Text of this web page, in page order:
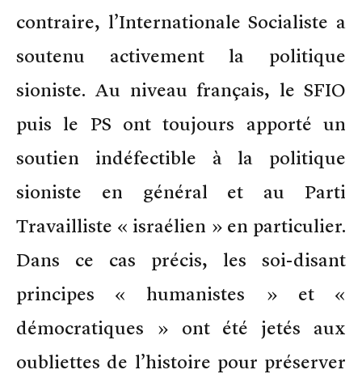
contraire, l’Internationale Socialiste a
soutenu activement la politique
sioniste. Au niveau français, le SFIO
puis le PS ont toujours apporté un
soutien indéfectible à la politique
sioniste en général et au Parti
Travailliste « israélien » en particulier.
Dans ce cas précis, les soi-disant
principes « humanistes » et «
démocratiques » ont été jetés aux
oubliettes de l’histoire pour préserver